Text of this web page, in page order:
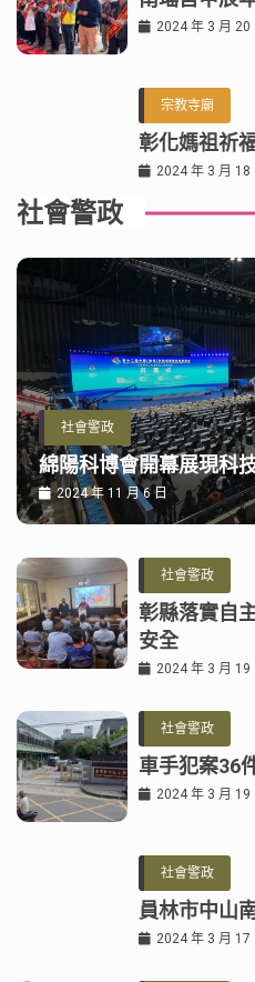
2024 年 3 月 20
宗教寺廟
彰化媽祖祈
2024 年 3 月 18
社會警政
社會警政
綿陽科博會開幕展現科
2024 年 11 月 6 日
社會警政
彰縣落實自
安全
2024 年 3 月 19
社會警政
車手犯案36
2024 年 3 月 19
社會警政
員林市中山
2024 年 3 月 17